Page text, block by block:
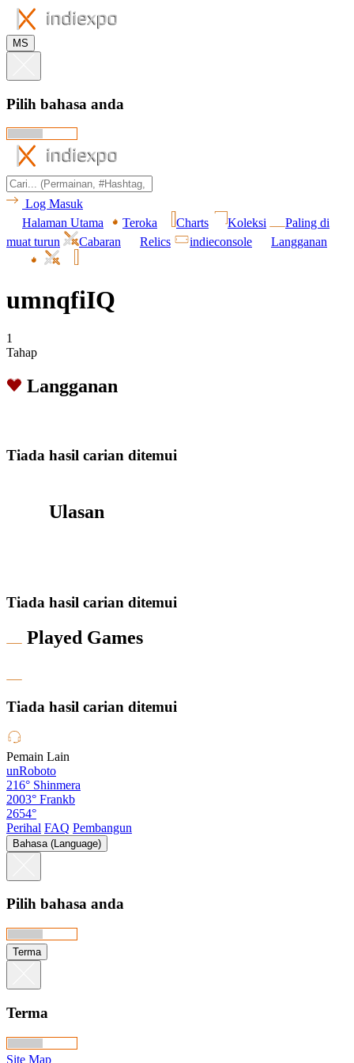
MS
Pilih bahasa anda
Log Masuk
Halaman Utama
Teroka Charts Koleksi
Paling di
muat turun
Cabaran Relics indieconsole Langganan
umnqfiIQ
1
Tahap
Langganan
Tiada hasil carian ditemui
Ulasan
Tiada hasil carian ditemui
Played Games
Tiada hasil carian ditemui
Pemain Lain
unRoboto
216° Shinmera
2003° Frankb
2654°
Perihal FAQ Pembangun
Bahasa (Language)
Pilih bahasa anda
Terma
Terma
Site Map